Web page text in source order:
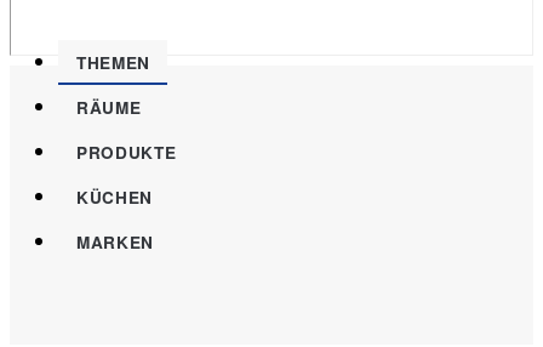
THEMEN
RÄUME
PRODUKTE
KÜCHEN
MARKEN